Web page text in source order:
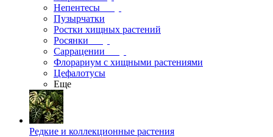
Непентесы
Пузырчатки
Ростки хищных растений
Росянки
Саррацении
Флорариум с хищными растениями
Цефалотусы
Еще
Редкие и коллекционные растения